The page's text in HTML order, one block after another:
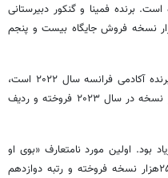
است. برنده فمینا و گنکور دبیرستانی
غمگین» نوشته ان.سینو با ۱۹۹ هزار نسخه فروش جایگاه بیست و پنجم
«جادوگر کرملین» نوشته جی.دا.امپولی که برنده آکادمی فرانسه سال ۲۰۲۲ است،
همچنان خوانندگان را با خود دارد و ۱۵۶هزار نسخه در سال ۲۰۲۳ فروخته و ردیف
زیاد بود. اولین مورد نامتعارف «بوی او
پس از باران» نوشته سی. ساپین دوفور ۲۵۸هزار نسخه فروخته و رتبه دوازدهم